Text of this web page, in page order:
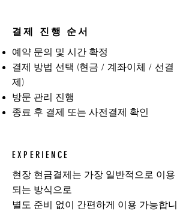
결제 진행 순서
예약 문의 및 시간 확정
결제 방법 선택 (현금 / 계좌이체 / 선결
제)
방문 관리 진행
종료 후 결제 또는 사전결제 확인
EXPERIENCE
현장 현금결제는 가장 일반적으로 이용
되는 방식으로
별도 준비 없이 간편하게 이용 가능합니